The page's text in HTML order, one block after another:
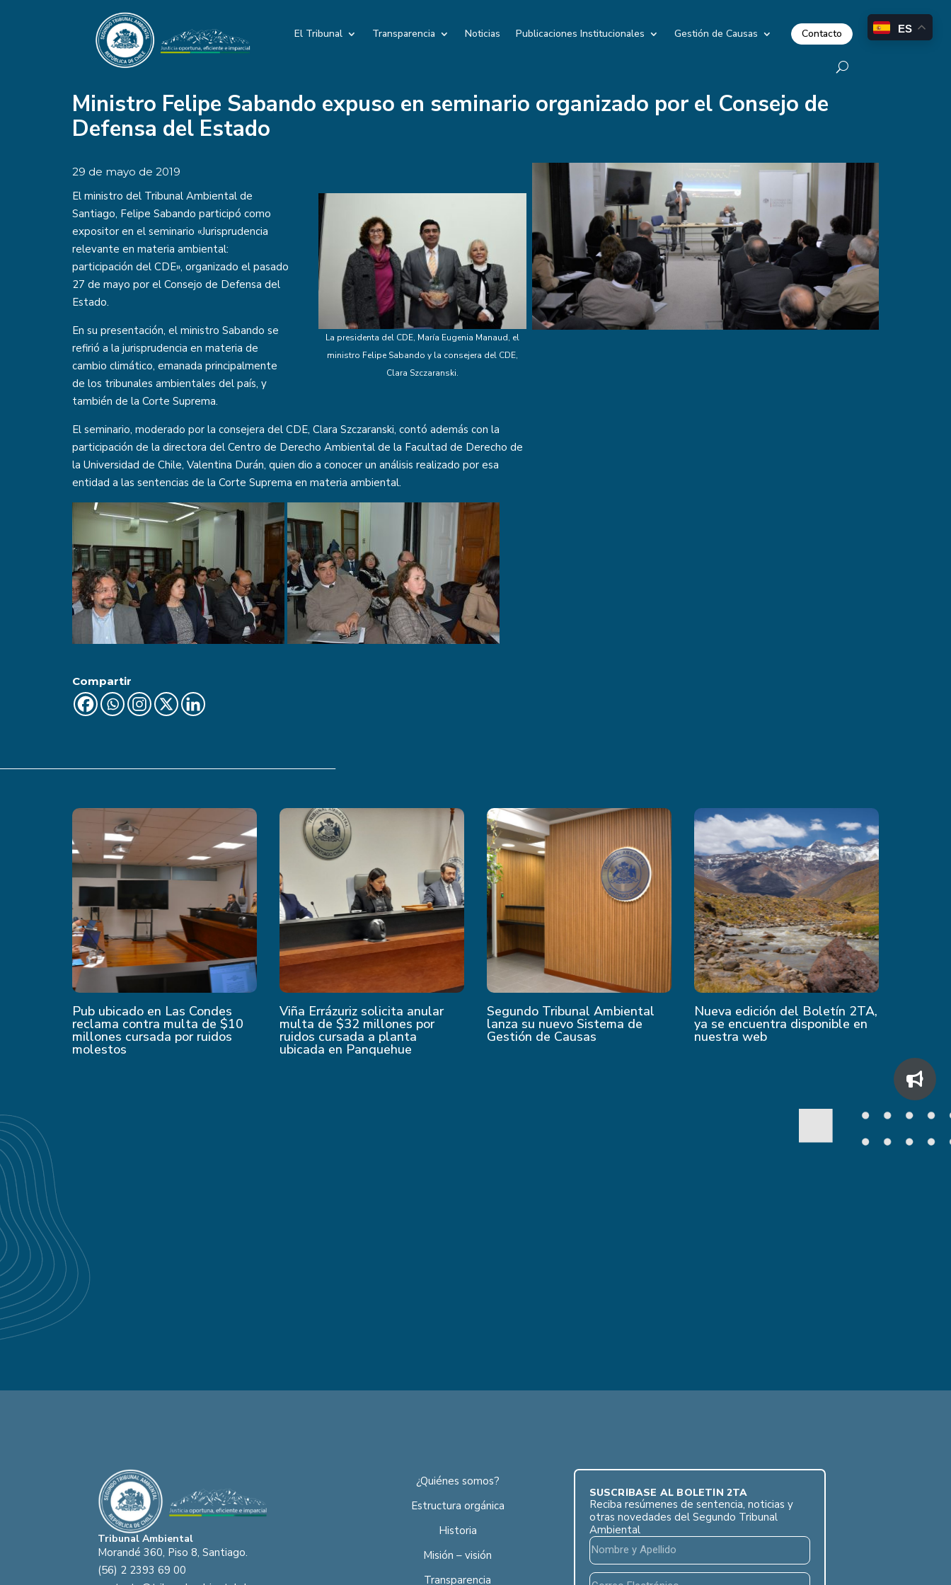
El Tribunal Transparencia Noticias Publicaciones Institucionales Gestión de Causas Contacto
Ministro Felipe Sabando expuso en seminario organizado por el Consejo de
Defensa del Estado
29 de mayo de 2019
La presidenta del CDE, María Eugenia Manaud, el
ministro Felipe Sabando y la consejera del CDE,
Clara Szczaranski.
El ministro del Tribunal Ambiental de
Santiago, Felipe Sabando participó como
expositor en el seminario «Jurisprudencia
relevante en materia ambiental:
participación del CDE», organizado el pasado
27 de mayo por el Consejo de Defensa del
Estado.
En su presentación, el ministro Sabando se
refirió a la jurisprudencia en materia de
cambio climático, emanada principalmente
de los tribunales ambientales del país, y
también de la Corte Suprema.
El seminario, moderado por la consejera del CDE, Clara Szczaranski, contó además con la
participación de la directora del Centro de Derecho Ambiental de la Facultad de Derecho de
la Universidad de Chile, Valentina Durán, quien dio a conocer un análisis realizado por esa
entidad a las sentencias de la Corte Suprema en materia ambiental.
Compartir
Pub ubicado en Las Condes
reclama contra multa de $10
millones cursada por ruidos
molestos
Viña Errázuriz solicita anular
multa de $32 millones por
ruidos cursada a planta
ubicada en Panquehue
Segundo Tribunal Ambiental
lanza su nuevo Sistema de
Gestión de Causas
Nueva edición del Boletín 2TA,
ya se encuentra disponible en
nuestra web
Tribunal Ambiental
Morandé 360, Piso 8, Santiago.
(56) 2 2393 69 00
¿Quiénes somos?
Estructura orgánica
Historia
Misión – visión
Transparencia
SUSCRÍBASE AL BOLETÍN 2TA
Reciba resúmenes de sentencia, noticias y
otras novedades del Segundo Tribunal
Ambiental
ES